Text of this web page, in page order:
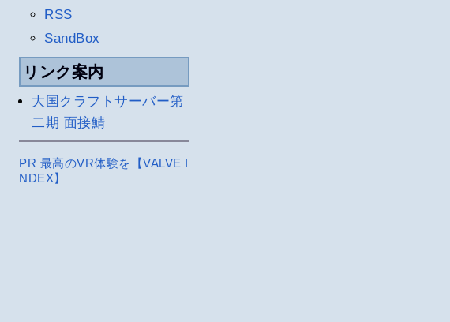
RSS
SandBox
リンク案内
大国クラフトサーバー第
二期 面接鯖
PR 最高のVR体験を【VALVE I
NDEX】